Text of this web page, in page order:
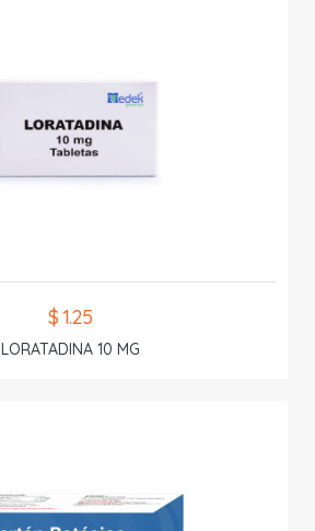
$ 1.25
LORATADINA 10 MG